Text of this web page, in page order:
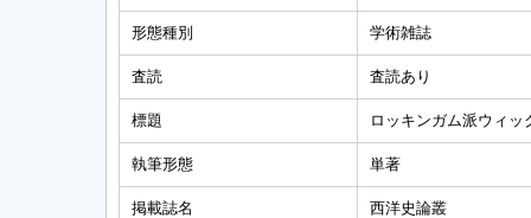
形態種別 学術雑誌
査読 査読あり
標題 ロッキンガム派ウィ
執筆形態 単著
掲載誌名 西洋史論叢